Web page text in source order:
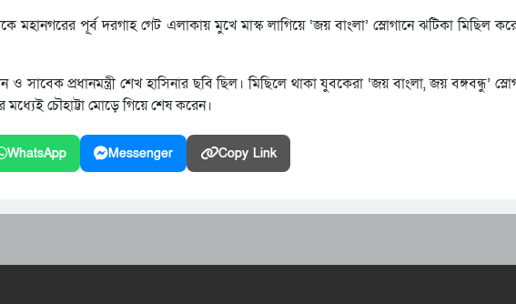
পূর্ব দরগাহ গেট এলাকায় মুখে মাস্ক লাগিয়ে ‘জয় বাংলা’ স্লোগানে ঝটিকা মিছিল
সাবেক প্রধানমন্ত্রী শেখ হাসিনার ছবি ছিল। মিছিলে থাকা যুবকেরা ‘জয় বাংলা, জয় বঙ্গবন্ধু’
চৌহাট্টা মোড়ে গিয়ে শেষ করেন।
WhatsApp Messenger Copy Link